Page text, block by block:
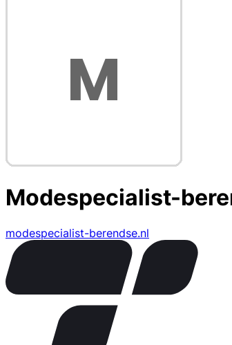
Modespecialist-
modespecialist-berendse.nl